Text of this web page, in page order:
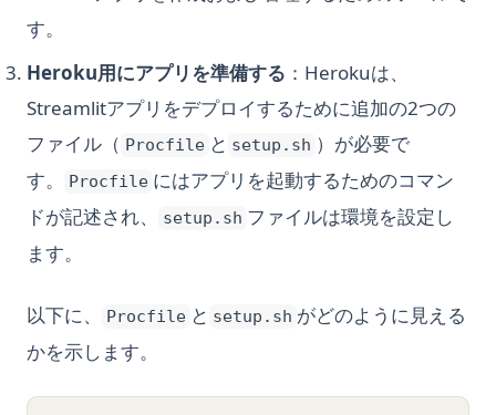
す。
Heroku用にアプリを準備する ：Herokuは、
Streamlitアプリをデプロイするために追加の2つの
ファイル（ Procfile と setup.sh ）が必要で
す。
Procfile にはアプリを起動するためのコマン
ドが記述され、
setup.sh ファイルは環境を設定し
ます。
以下に、 Procfile と setup.sh がどのように見える
かを示します。